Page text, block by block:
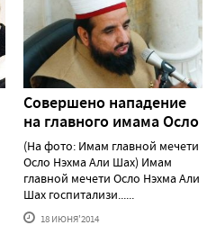
Совершено нападение
на главного имама Осло
(На фото: Имам главной мечети
Осло Нэхма Али Шах) Имам
главной мечети Осло Нэхма Али
Шах госпитализи......
18 ИЮНЯ'2014